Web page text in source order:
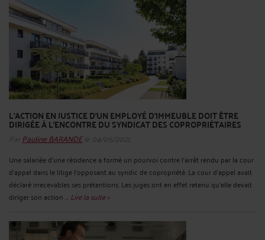
L'ACTION EN JUSTICE D'UN EMPLOYÉ D'IMMEUBLE DOIT ÊTRE
DIRIGÉE À L'ENCONTRE DU SYNDICAT DES COPROPRIÉTAIRES
Par Pauline BARANDEle 04/05/2021
Une salariée d’une résidence a formé un pourvoi contre l’arrêt rendu par la cour
d’appel dans le litige l’opposant au syndic de copropriété. La cour d’appel avait
déclaré irrecevables ses prétentions. Les juges ont en effet retenu qu’elle devait
diriger son action ... Lire la suite >